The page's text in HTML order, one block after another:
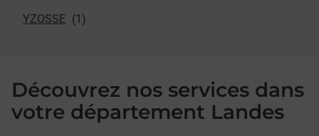
YZOSSE
Découvrez nos services dans
votre département Landes